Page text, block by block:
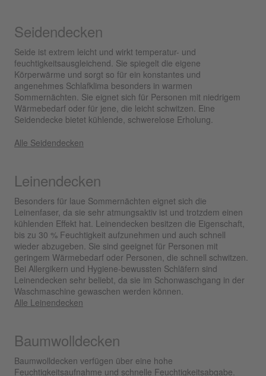
Seidendecken
Seide ist extrem leicht und wirkt temperatur- und
feuchtigkeitsausgleichend. Sie spiegelt die eigene
Körperwärme und sorgt so für ein konstantes und
angenehmes Schlafklima besonders in warmen
Sommernächten. Sie eignet sich für Personen mit niedrigem
Wärmebedarf oder für jene, die leicht schwitzen. Eine
Seidendecke bietet kühlende, schwerelose Erholung.
Alle Seidendecken
Leinendecken
Besonders für laue Sommernächten eignet sich die
Leinenfaser, da sie sehr atmungsaktiv ist und trotzdem einen
kühlenden Effekt hat. Leinendecken besitzen die Eigenschaft,
bis zu 30 % Feuchtigkeit aufzunehmen und auch schnell
wieder abzugeben. Sie sind geeignet für Personen mit
geringem Wärmebedarf oder Personen, die schnell schwitzen.
Bei Allergikern und Hygiene-bewussten Schläfern sind
Leinendecken sehr beliebt, da sie im Schonwaschgang in der
Waschmaschine gewaschen werden können.
Alle Leinendecken
Baumwolldecken
Baumwolldecken verfügen über eine hohe
Feuchtigkeitsaufnahme und schnelle Feuchtigkeitsabgabe.